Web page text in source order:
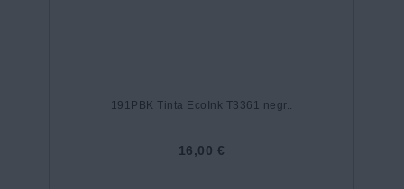
191PBK Tinta EcoInk T3361 negr..
16,00 €